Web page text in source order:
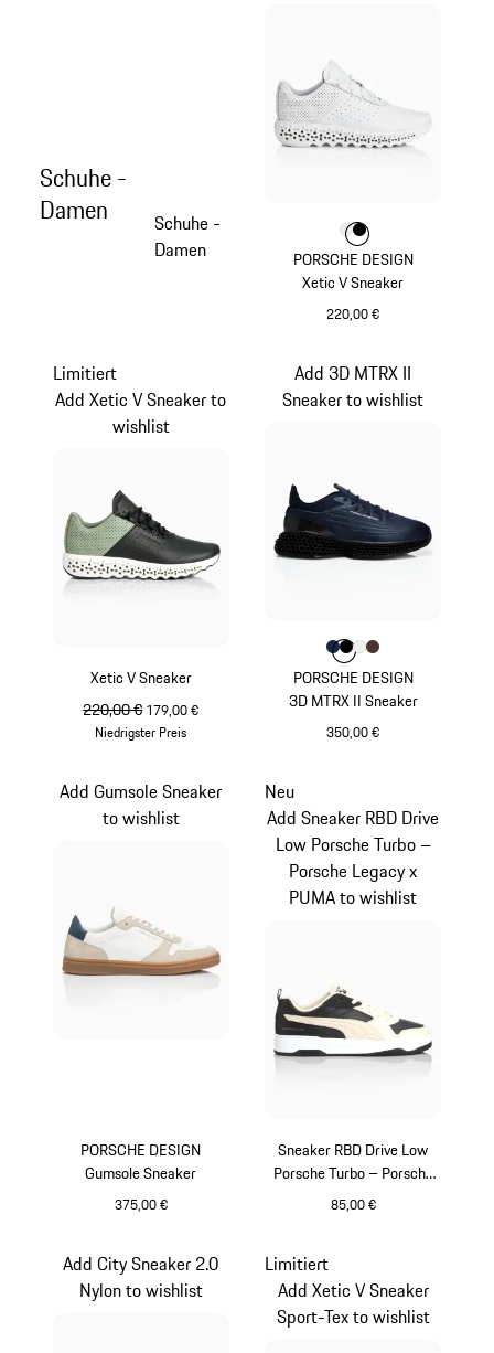
Schuhe -
Damen
Schuhe -
Damen
PORSCHE DESIGN
Xetic V Sneaker
220,00 €
Farbe
FarbeFarbe
Xetic V Sneaker
ursprünglicher Preis
220,00 €Verkaufspreis
179,00 €
Niedrigster Preis
Limitiert
Add Xetic V Sneaker to
wishlist
PORSCHE DESIGN
3D MTRX II Sneaker
350,00 €
Add 3D MTRX II
Sneaker to wishlist
Farbe
Farbedunkelblau
Farbe
FarbeFarbe
PORSCHE DESIGN
Gumsole Sneaker
375,00 €
Add Gumsole Sneaker
to wishlist
Sneaker RBD Drive Low
Porsche Turbo – Porsche
Legacy x PUMA
85,00 €
Neu
Add Sneaker RBD Drive
Low Porsche Turbo –
Porsche Legacy x
PUMA to wishlist
Add City Sneaker 2.0
Nylon to wishlist
Limitiert
Add Xetic V Sneaker
Sport-Tex to wishlist